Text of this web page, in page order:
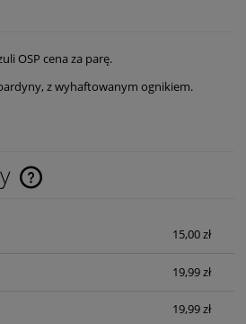
OSP cena za parę.
z wyhaftowanym ognikiem.
kosztów płatności
15,00 zł
19,99 zł
19,99 zł